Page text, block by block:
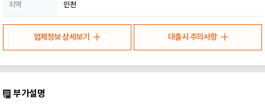
지역 인천
업체정보 상세보기 대출시 주의사항
부가설명